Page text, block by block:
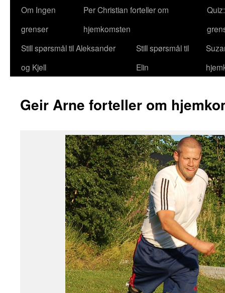
Om Ingen
grenser
Per Christian forteller om
hjemkomsten
Still spørsmål til Aleksander
og Kjell
Still spørsmål til
Elin
Geir Arne forteller om